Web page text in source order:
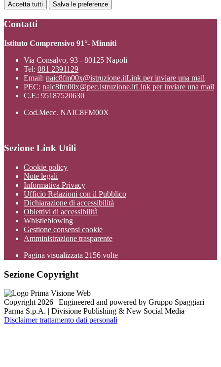
Accetta tutti Salva le preferenze
Contatti
Istituto Comprensivo 91°- Minniti
Via Consalvo, 93 - 80125 Napoli
Tel: 081 2391129
Email: naic8fm00x@istruzione.itLink per inviare una mail
PEC: naic8fm00x@pec.istruzione.itLink per inviare una mail
C.F.: 95187520630
Cod.Mecc. NAIC8FM00X
Sezione Link Utili
Cookie policy
Note legali
Informativa Privacy
Ufficio Relazioni con il Pubblico
Dichiarazione di accessibilità
Obiettivi di accessibilità
Whistleblowing
Gestione consensi cookie
Amministrazione trasparente
Pagina visualizzata 2156 volte
Sezione Copyright
Copyright 2026 | Engineered and powered by Gruppo Spaggiari
Parma S.p.A. | Divisione Publishing & New Social Media
Disclaimer trattamento dati personali